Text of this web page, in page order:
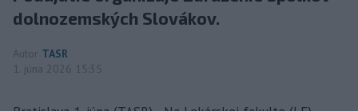
dolnozemských Slovákov.
Autor TASR
1. júna 2026 15:35